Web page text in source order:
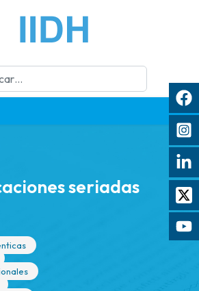
seriadas